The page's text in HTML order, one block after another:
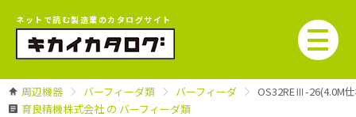
ネットで読む製造業のカタログサイト
周辺機器 バーフィーダ類 バーフィーダ
OS32REⅢ-26(4.0M
育良精機株式会社 の バーフィーダ類